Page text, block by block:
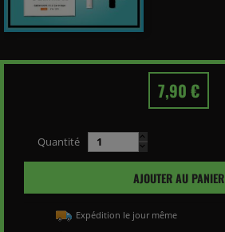
7,90 €
Quantité
AJOUTER AU PANIER
Expédition le jour même